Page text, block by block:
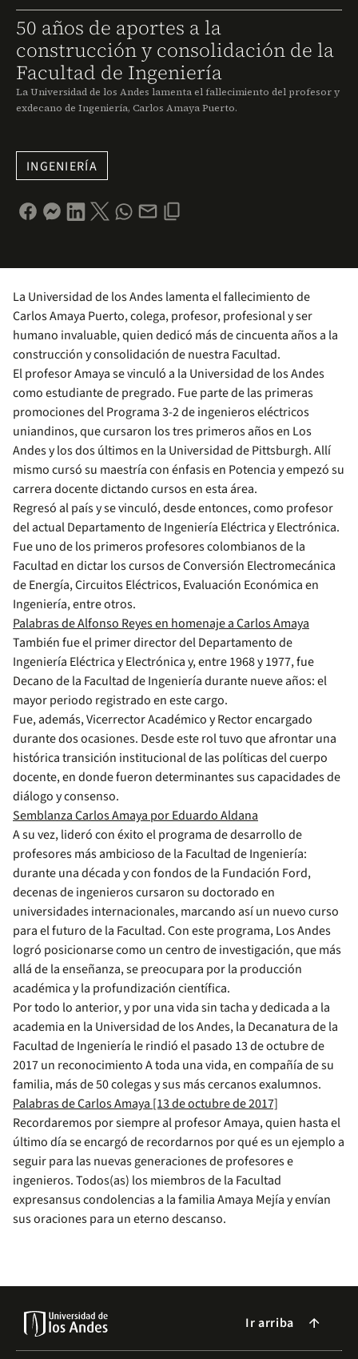
50 años de aportes a la
construcción y consolidación de la
Facultad de Ingeniería
La Universidad de los Andes lamenta el fallecimiento del profesor y
exdecano de Ingeniería, Carlos Amaya Puerto.
INGENIERÍA
La Universidad de los Andes lamenta el fallecimiento de
Carlos Amaya Puerto, colega, profesor, profesional y ser
humano invaluable, quien dedicó más de cincuenta años a la
construcción y consolidación de nuestra Facultad.
El profesor Amaya se vinculó a la Universidad de los Andes
como estudiante de pregrado. Fue parte de las primeras
promociones del Programa 3-2 de ingenieros eléctricos
uniandinos, que cursaron los tres primeros años en Los
Andes y los dos últimos en la Universidad de Pittsburgh. Allí
mismo cursó su maestría con énfasis en Potencia y empezó su
carrera docente dictando cursos en esta área.
Regresó al país y se vinculó, desde entonces, como profesor
del actual Departamento de Ingeniería Eléctrica y Electrónica.
Fue uno de los primeros profesores colombianos de la
Facultad en dictar los cursos de Conversión Electromecánica
de Energía, Circuitos Eléctricos, Evaluación Económica en
Ingeniería, entre otros.
Palabras de Alfonso Reyes en homenaje a Carlos Amaya
También fue el primer director del Departamento de
Ingeniería Eléctrica y Electrónica y, entre 1968 y 1977, fue
Decano de la Facultad de Ingeniería durante nueve años: el
mayor periodo registrado en este cargo.
Fue, además, Vicerrector Académico y Rector encargado
durante dos ocasiones. Desde este rol tuvo que afrontar una
histórica transición institucional de las políticas del cuerpo
docente, en donde fueron determinantes sus capacidades de
diálogo y consenso.
Semblanza Carlos Amaya por Eduardo Aldana
A su vez, lideró con éxito el programa de desarrollo de
profesores más ambicioso de la Facultad de Ingeniería:
durante una década y con fondos de la Fundación Ford,
decenas de ingenieros cursaron su doctorado en
universidades internacionales, marcando así un nuevo curso
para el futuro de la Facultad. Con este programa, Los Andes
logró posicionarse como un centro de investigación, que más
allá de la enseñanza, se preocupara por la producción
académica y la profundización científica.
Por todo lo anterior, y por una vida sin tacha y dedicada a la
academia en la Universidad de los Andes, la Decanatura de la
Facultad de Ingeniería le rindió el pasado 13 de octubre de
2017 un reconocimiento A toda una vida, en compañía de su
familia, más de 50 colegas y sus más cercanos exalumnos.
Palabras de Carlos Amaya [13 de octubre de 2017]
Recordaremos por siempre al profesor Amaya, quien hasta el
último día se encargó de recordarnos por qué es un ejemplo a
seguir para las nuevas generaciones de profesores e
ingenieros. Todos(as) los miembros de la Facultad
expresansus condolencias a la familia Amaya Mejía y envían
sus oraciones para un eterno descanso.
Ir arriba arrow_forward